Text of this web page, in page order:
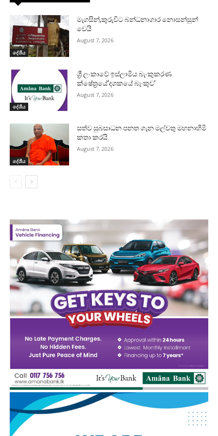
දේශීය
මැගසින්,කුරුවිට බන්ධනාගාර නොසන්සුන්
වෙයි
August 7, 2026
දේශීය
ශ්‍රී ලංකාවේ ඉස්ලාමීය බැංකුකරණ
ක්ෂේත්‍රයේ‘දශකයේ බැංකුව’
August 7, 2026
දේශීය
සත්ව සුබසාධන පනත ගැන මල්වතු මහනාහිමි
කතා කරයි.
August 7, 2026